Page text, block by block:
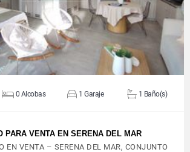
0 Alcobas 1 Garaje 1 Baño(s)
PARA VENTA EN SERENA DEL MAR
EN VENTA – SERENA DEL MAR, CONJUNTO